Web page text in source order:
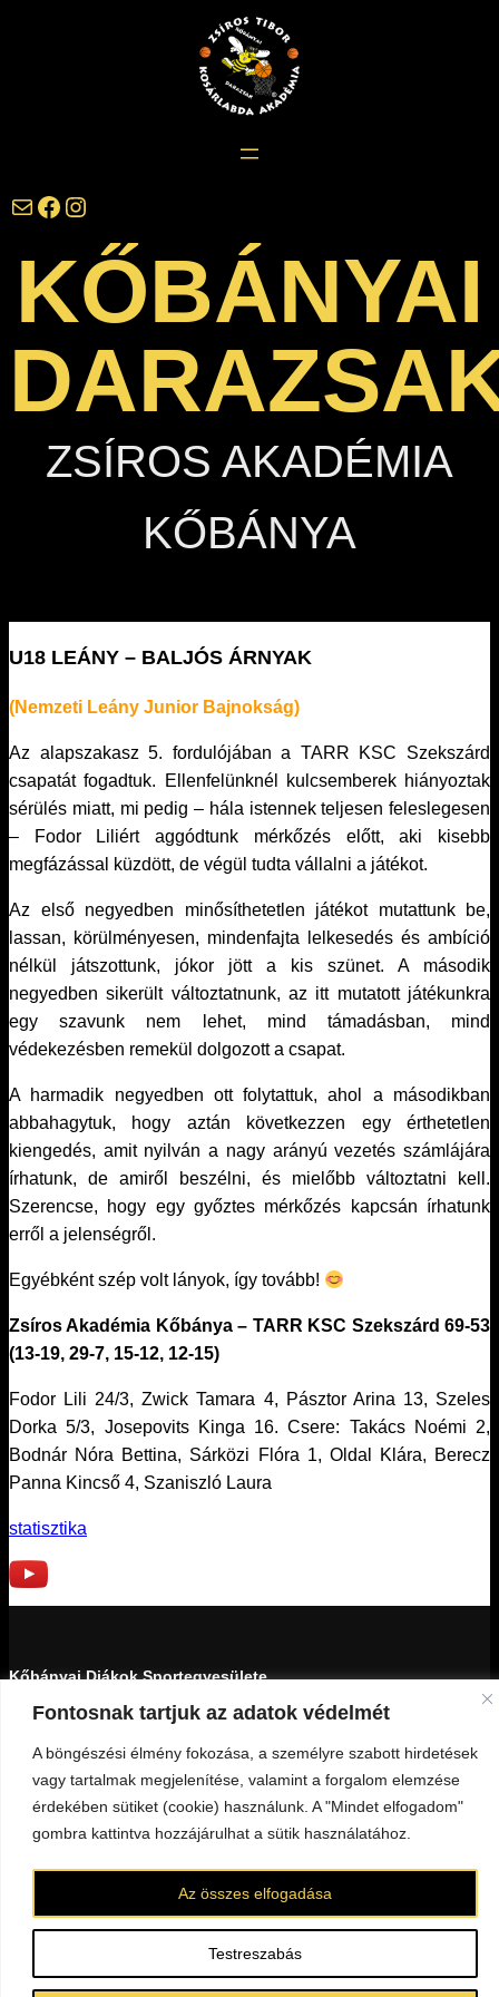
Fontosnak tartjuk az adatok védelmét
A böngészési élmény fokozása, a személyre szabott hirdetések
vagy tartalmak megjelenítése, valamint a forgalom elemzése
érdekében sütiket (cookie) használunk. A "Mindet elfogadom"
gombra kattintva hozzájárulhat a sütik használatához.
Testreszabás
Az összes elfogadása
darazsak@darazsak.hu @kobanyaidarazsak @darazsak
KŐBÁNYAI
ZSÍROS AKADÉMIA
KŐBÁNYA
U18 LEÁNY – BALJÓS ÁRNYAK
(Nemzeti Leány Junior Bajnokság)
Az alapszakasz 5. fordulójában a TARR KSC Szekszárd
csapatát fogadtuk. Ellenfelünknél kulcsemberek hiányoztak
sérülés miatt, mi pedig – hála istennek teljesen feleslegesen
– Fodor Liliért aggódtunk mérkőzés előtt, aki kisebb
megfázással küzdött, de végül tudta vállalni a játékot.
Az első negyedben minősíthetetlen játékot mutattunk be,
lassan, körülményesen, mindenfajta lelkesedés és ambíció
nélkül játszottunk, jókor jött a kis szünet. A második
negyedben sikerült változtatnunk, az itt mutatott játékunkra
egy szavunk nem lehet, mind támadásban, mind
védekezésben remekül dolgozott a csapat.
A harmadik negyedben ott folytattuk, ahol a másodikban
abbahagytuk, hogy aztán következzen egy érthetetlen
kiengedés, amit nyilván a nagy arányú vezetés számlájára
írhatunk, de amiről beszélni, és mielőbb változtatni kell.
Szerencse, hogy egy győztes mérkőzés kapcsán írhatunk
erről a jelenségről.
Egyébként szép volt lányok, így tovább!
Zsíros Akadémia Kőbánya – TARR KSC Szekszárd 69-53
(13-19, 29-7, 15-12, 12-15)
Fodor Lili 24/3, Zwick Tamara 4, Pásztor Arina 13, Szeles
Dorka 5/3, Josepovits Kinga 16. Csere: Takács Noémi 2,
Bodnár Nóra Bettina, Sárközi Flóra 1, Oldal Klára, Berecz
Panna Kincső 4, Szaniszló Laura
statisztika
Kőbányai Diákok Sportegyesülete
1103 Budapest, Kada utca 27-29.
18159439-1-42
Minden jog fenntartva © 2023 KDSE
darazsak@darazsak.hu @kobanyaidarazsak @darazsak Kőbányai Darazsak csatorna Darazsak Online Basketball csatorna